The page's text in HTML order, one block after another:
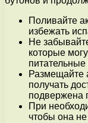
Поливайте
избежать
Не
которые
Размещайте
получать
подвержена
При
чтобы она